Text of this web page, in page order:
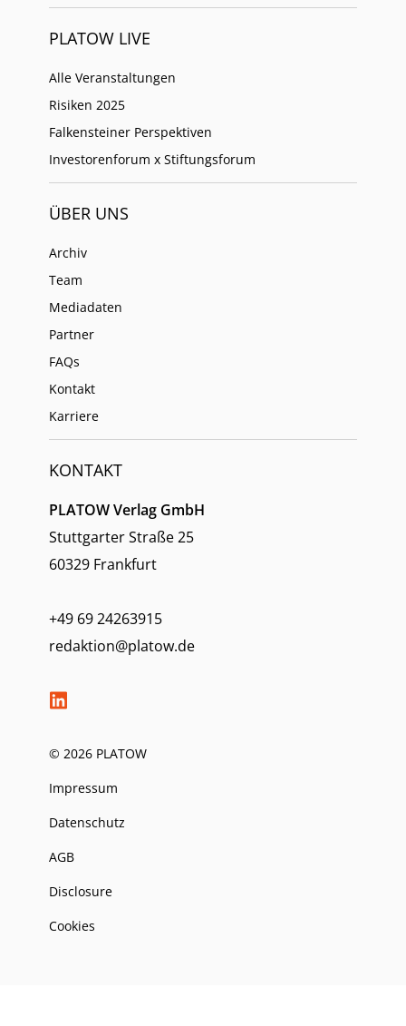
PLATOW LIVE
Alle Veranstaltungen
Risiken 2025
Falkensteiner Perspektiven
Investorenforum x Stiftungsforum
ÜBER UNS
Archiv
Team
Mediadaten
Partner
FAQs
Kontakt
Karriere
KONTAKT
PLATOW Verlag GmbH
Stuttgarter Straße 25
60329 Frankfurt
+49 69 24263915
redaktion@platow.de
© 2026 PLATOW
Impressum
Datenschutz
AGB
Disclosure
Cookies